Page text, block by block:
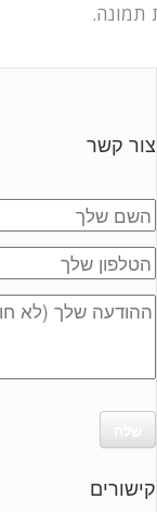
תמונה.
צור קשר
קישורים